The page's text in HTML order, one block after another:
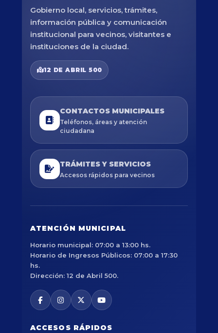
Gobierno local, servicios, trámites,
información pública y comunicación
institucional para vecinos, visitantes e
instituciones de la ciudad.
12 DE ABRIL 500
CONTACTOS MUNICIPALES
Teléfonos, áreas y atención
ciudadana
TRÁMITES Y SERVICIOS
Accesos rápidos para vecinos
ATENCIÓN MUNICIPAL
Horario municipal: 07:00 a 13:00 hs.
Horario de Ingresos Públicos: 07:00 a 17:30
hs.
Dirección: 12 de Abril 500.
ACCESOS RÁPIDOS